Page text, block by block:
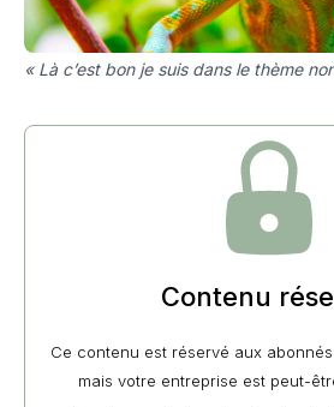
« Là c’est bon je suis dans le thème
Contenu
Ce contenu est réservé aux
mais votre entreprise est peut-